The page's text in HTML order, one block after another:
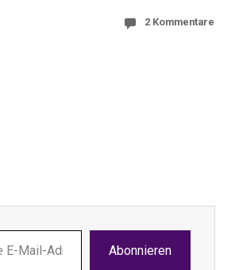
2 Kommentare
Abonnieren